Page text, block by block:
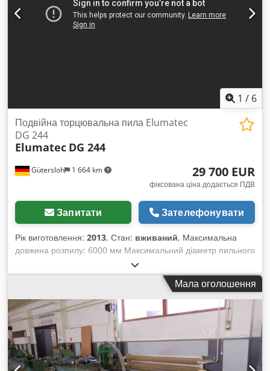
зв’яжіться з нами. Інші пропозиції ви знайдете на нашому
веб-сайті. Огляди можливі за попередньою домовленістю.
Ми будемо раді вашому візиту. Команда Markus Hirsch
1 / 6
Gütersloh 1 664 km
Подвійна торцювальна пила Elumatec
DG 244
Elumatec DG 244
29 700 EUR
фіксована ціна додається ПДВ
Запитати Зателефонувати
Рік виготовлення: 2013, Стан: вживаний, Максимальна
довжина розпилу: 6000 мм Максимальний діаметр пильного
диска: 550 мм Система керування E 555 на базі Windows із
сенсорним дисплеєм Поворот всередину та назовні: 22,5° -
90° - 140° Нахил кута в діапазоні від 45 до 90 градусів
Dcedpfxjzqbp Eo Apmjk Цифровий індикатор кута Роликова
платформа, що переміщується разом із заготовкою
Система відведення тирси на обох агрегатах Система
дозованого подавання охолоджуючої рідини Принтер для
друку етикеток Машина поставляється з безкоштовною
доставкою на об’єкт.
Мала оголошення